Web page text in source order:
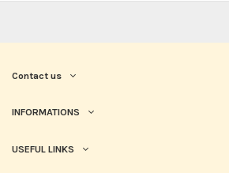
Contact us
INFORMATIONS
USEFUL LINKS